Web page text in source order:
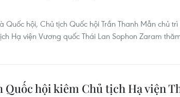
hội, Chủ tịch Quốc hội Trần Thanh Mẫn chủ
Hạ viện Vương quốc Thái Lan Sophon Zaram
Quốc hội kiêm Chủ tịch Hạ viện